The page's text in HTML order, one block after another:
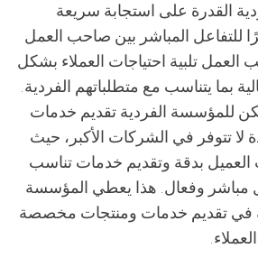
القدرة على استجابة سريعة
للتفاعل المباشر بين صاحب العمل
تلبية احتياجات العملاء بشكل
بما يتناسب مع متطلباتهم الفردية.
للمؤسسة الفردية تقديم خدمات
تتوفر في الشركات الأكبر، حيث
العميل بدقة وتقديم خدمات تناسب
مباشر وفعال. هذا يعطي المؤسسة
في تقديم خدمات ومنتجات مخصصة